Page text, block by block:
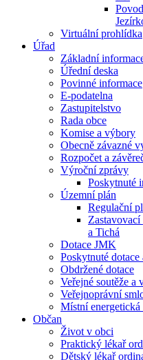
Virtuální prohlídka
Úřad
Základní
Úřední deska
Povinné informace
E-podatelna
Zastupitelstvo
Rada obce
Komise a výbory
Obecně závazné
Rozpočet a
Výroční zprávy
Poskytnuté
Územní plán
Regulační
a Tichá
Dotace JMK
Poskytnuté
Obdržené dotace
Veřejné soutěže a
Veřejnoprávní
Místní energetická
Občan
Život v obci
Praktický lékař
Dětský lékař